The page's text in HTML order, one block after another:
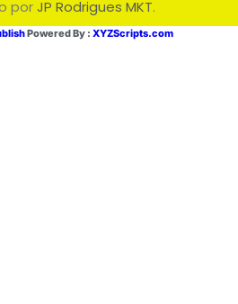
porJP Rodrigues MKT.
Powered By : XYZScripts.com